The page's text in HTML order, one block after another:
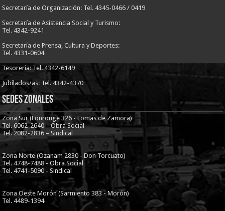
Secretaría de Organización: Tel. 4345-0466 / 0419
Secretaría de Asistencia Social y Turismo:
Tel. 4342-9241
Secretaría de Prensa, Cultura y Deportes:
Tel. 4331-0604
Tesorería: Tel. 4342-6149
Jubilados/as: Tel. 4342-4370
Sedes Zonales
Zona Sur (Fonrouge 326 - Lomas de Zamora)
Tel. 6062-2640 – Obra Social
Tel. 2082-2836 – Sindical
Zona Norte (Ozanam 2830 - Don Torcuato)
Tel. 4748-7488 - Obra Social
Tel. 4741-5090 - Sindical
Zona Oeste Morón (Sarmiento 383 - Morón)
Tel. 4489-1394